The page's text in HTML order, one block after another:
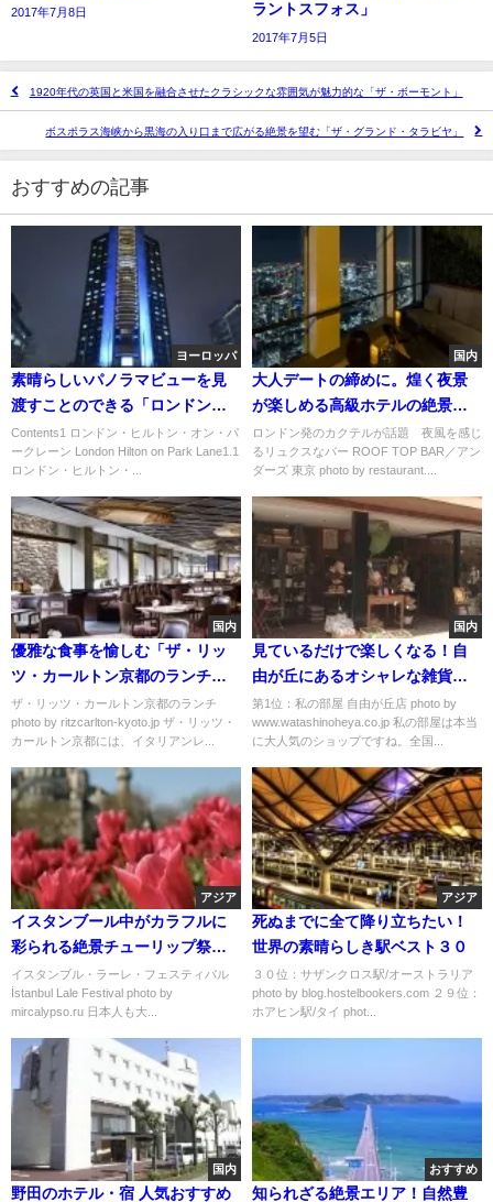
2017年7月8日
ラントスフォス」
2017年7月5日
1920年代の英国と米国を融合させたクラシックな雰囲気が魅力的な「ザ・ボーモント」
ボスポラス海峡から黒海の入り口まで広がる絶景を望む「ザ・グランド・タラビヤ」
おすすめの記事
ヨーロッパ
素晴らしいパノラマビューを見
渡すことのできる「ロンドン・
ヒルトン・オン・パークレー
ン」
Contents1 ロンドン・ヒルトン・オン・パ
ークレーン London Hilton on Park Lane1.1
ロンドン・ヒルトン・...
国内
大人デートの締めに。煌く夜景
が楽しめる高級ホテルの絶景バ
ー 6選
ロンドン発のカクテルが話題 夜風を感じ
るリュクスなバー ROOF TOP BAR／アン
ダーズ 東京 photo by restaurant....
国内
優雅な食事を愉しむ「ザ・リッ
ツ・カールトン京都のランチ」
おすすめ３選
ザ・リッツ・カールトン京都のランチ
photo by ritzcarlton-kyoto.jp ザ・リッツ・
カールトン京都には、イタリアンレ...
国内
見ているだけで楽しくなる！自
由が丘にあるオシャレな雑貨シ
ョップのおすすめランキング
第1位：私の部屋 自由が丘店 photo by
www.watashinoheya.co.jp 私の部屋は本当
に大人気のショップですね。全国...
アジア
イスタンブール中がカラフルに
彩られる絶景チューリップ祭り
「イスタンブール・ラーレ・フ
ェスティバル」
イスタンブル・ラーレ・フェスティバル
İstanbul Lale Festival photo by
mircalypso.ru 日本人も大...
アジア
死ぬまでに全て降り立ちたい！
世界の素晴らしき駅ベスト３０
３０位：サザンクロス駅/オーストラリア
photo by blog.hostelbookers.com ２９位：
ホアヒン駅/タイ phot...
国内
野田のホテル・宿 人気おすすめ
おすすめ
知られざる絶景エリア！自然豊